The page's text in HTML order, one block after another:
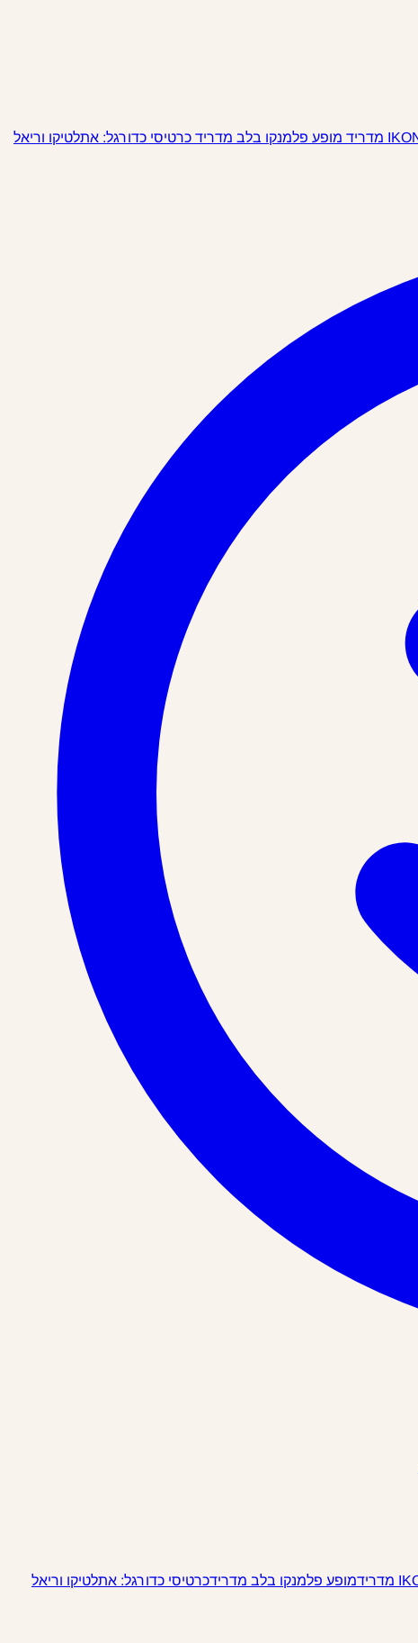
מופע פלמנקו בלב מדריד כרטיסי כדורגל: אתלטיקו וריאל
מופע פלמנקו בלב מדרידכרטיסי כדורגל: אתלטיקו וריאל